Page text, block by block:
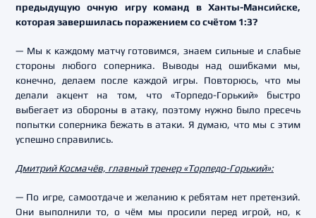
предыдущую очную игру команд в Ханты-Мансийске,
которая завершилась поражением со счётом 1:3?
— Мы к каждому матчу готовимся, знаем сильные и слабые
стороны любого соперника. Выводы над ошибками мы,
конечно, делаем после каждой игры. Повторюсь, что мы
делали акцент на том, что «Торпедо-Горький» быстро
выбегает из обороны в атаку, поэтому нужно было пресечь
попытки соперника бежать в атаки. Я думаю, что мы с этим
успешно справились.
Дмитрий Космачёв, главный тренер «Торпедо-Горький»:
— По игре, самоотдаче и желанию к ребятам нет претензий.
Они выполнили то, о чём мы просили перед игрой, но, к